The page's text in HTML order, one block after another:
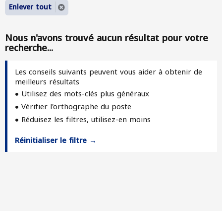
Enlever tout
Nous n'avons trouvé aucun résultat pour votre
recherche...
Les conseils suivants peuvent vous aider à obtenir de
meilleurs résultats
Utilisez des mots-clés plus généraux
Vérifier l'orthographe du poste
Réduisez les filtres, utilisez-en moins
Réinitialiser le filtre →